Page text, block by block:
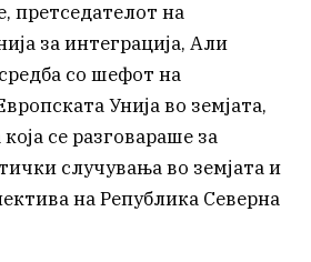
претседателот на
за интеграција, Али
со шефот на
Унија во земјата,
се разговараше за
случувања во земјата и
на Република Северна